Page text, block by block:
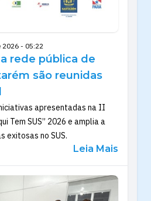
2026 - 05:22
rede pública de
são reunidas
apresentadas na II
Tem SUS” 2026 e amplia a
exitosas no SUS.
Leia Mais